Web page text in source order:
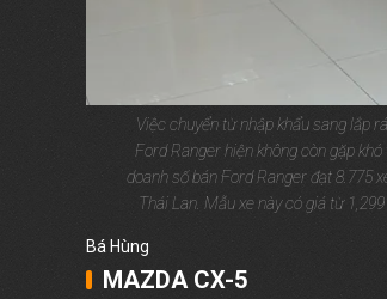
Việc chuyển từ nhập khẩu sang lắp
Ford Ranger hiện không còn gặp
doanh số bán Ford Ranger đạt 8.775
Thái Lan. Mẫu xe này có giá từ
Bá Hùng
MAZDA CX-5